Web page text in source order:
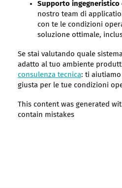
Supporto ingegneristico
nostro team di
con te le condizioni
soluzione ottimale,
Se stai valutando quale
adatto al tuo ambiente
consulenza tecnica: ti
giusta per le tue condizioni
This content was generated
contain mistakes